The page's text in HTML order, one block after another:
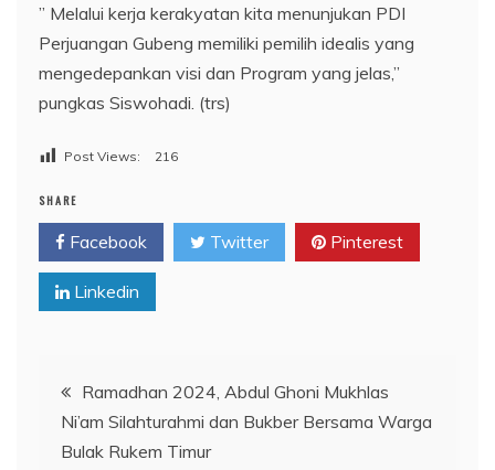
” Melalui kerja kerakyatan kita menunjukan PDI
Perjuangan Gubeng memiliki pemilih idealis yang
mengedepankan visi dan Program yang jelas,”
pungkas Siswohadi. (trs)
Post Views: 216
SHARE
Facebook Twitter Pinterest
Linkedin
Navigasi
pos
Ramadhan 2024, Abdul Ghoni Mukhlas
Ni’am Silahturahmi dan Bukber Bersama Warga
Bulak Rukem Timur